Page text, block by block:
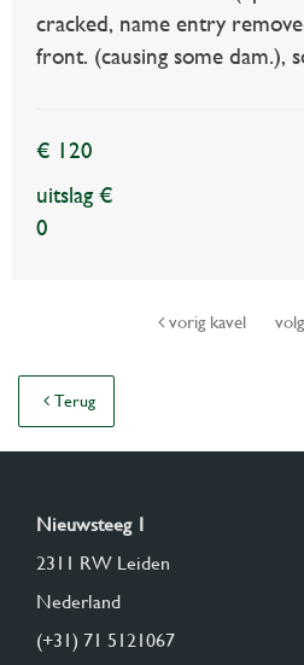
cracked, name entry
front. (causing some dam.),
€ 120
uitslag €
0
vorig kavel
Terug
Nieuwsteeg 1
2311 RW Leiden
Nederland
(+31) 71 5121067